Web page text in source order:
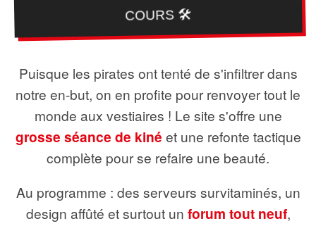
COURS 🛠️
Puisque les pirates ont tenté de s'infiltrer dans
notre en-but, on en profite pour renvoyer tout le
monde aux vestiaires ! Le site s'offre une
grosse séance de kiné et une refonte tactique
complète pour se refaire une beauté.
Au programme : des serveurs survitaminés, un
design affûté et surtout un forum tout neuf,